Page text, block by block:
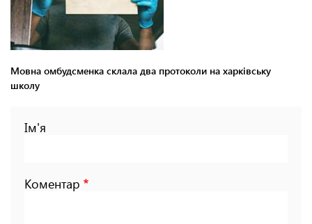
Мовна омбудсменка склала два протоколи на харківську
школу
Ім'я
Коментар